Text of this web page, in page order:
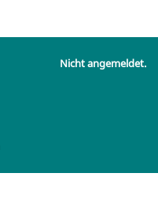
Nicht angemeldet.